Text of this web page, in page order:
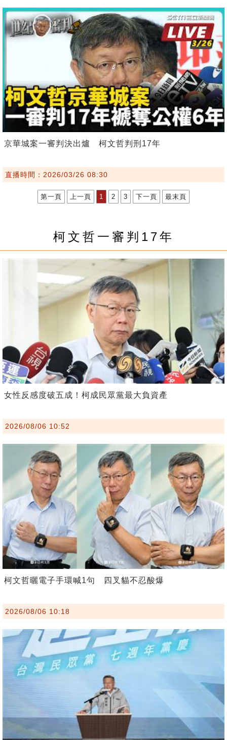
京華城案一審判決出爐 柯文哲判刑17年
直播時間：2026/03/26 08:30
第一頁 上一頁 1 2 3 下一頁 最末頁
柯文哲一審判17年
女性反感度破五成！柯成民眾黨最大負資產
2026/08/06 10:52
柯文哲曬電子手環喊1句 四叉貓不忍酸爆
2026/08/06 10:18